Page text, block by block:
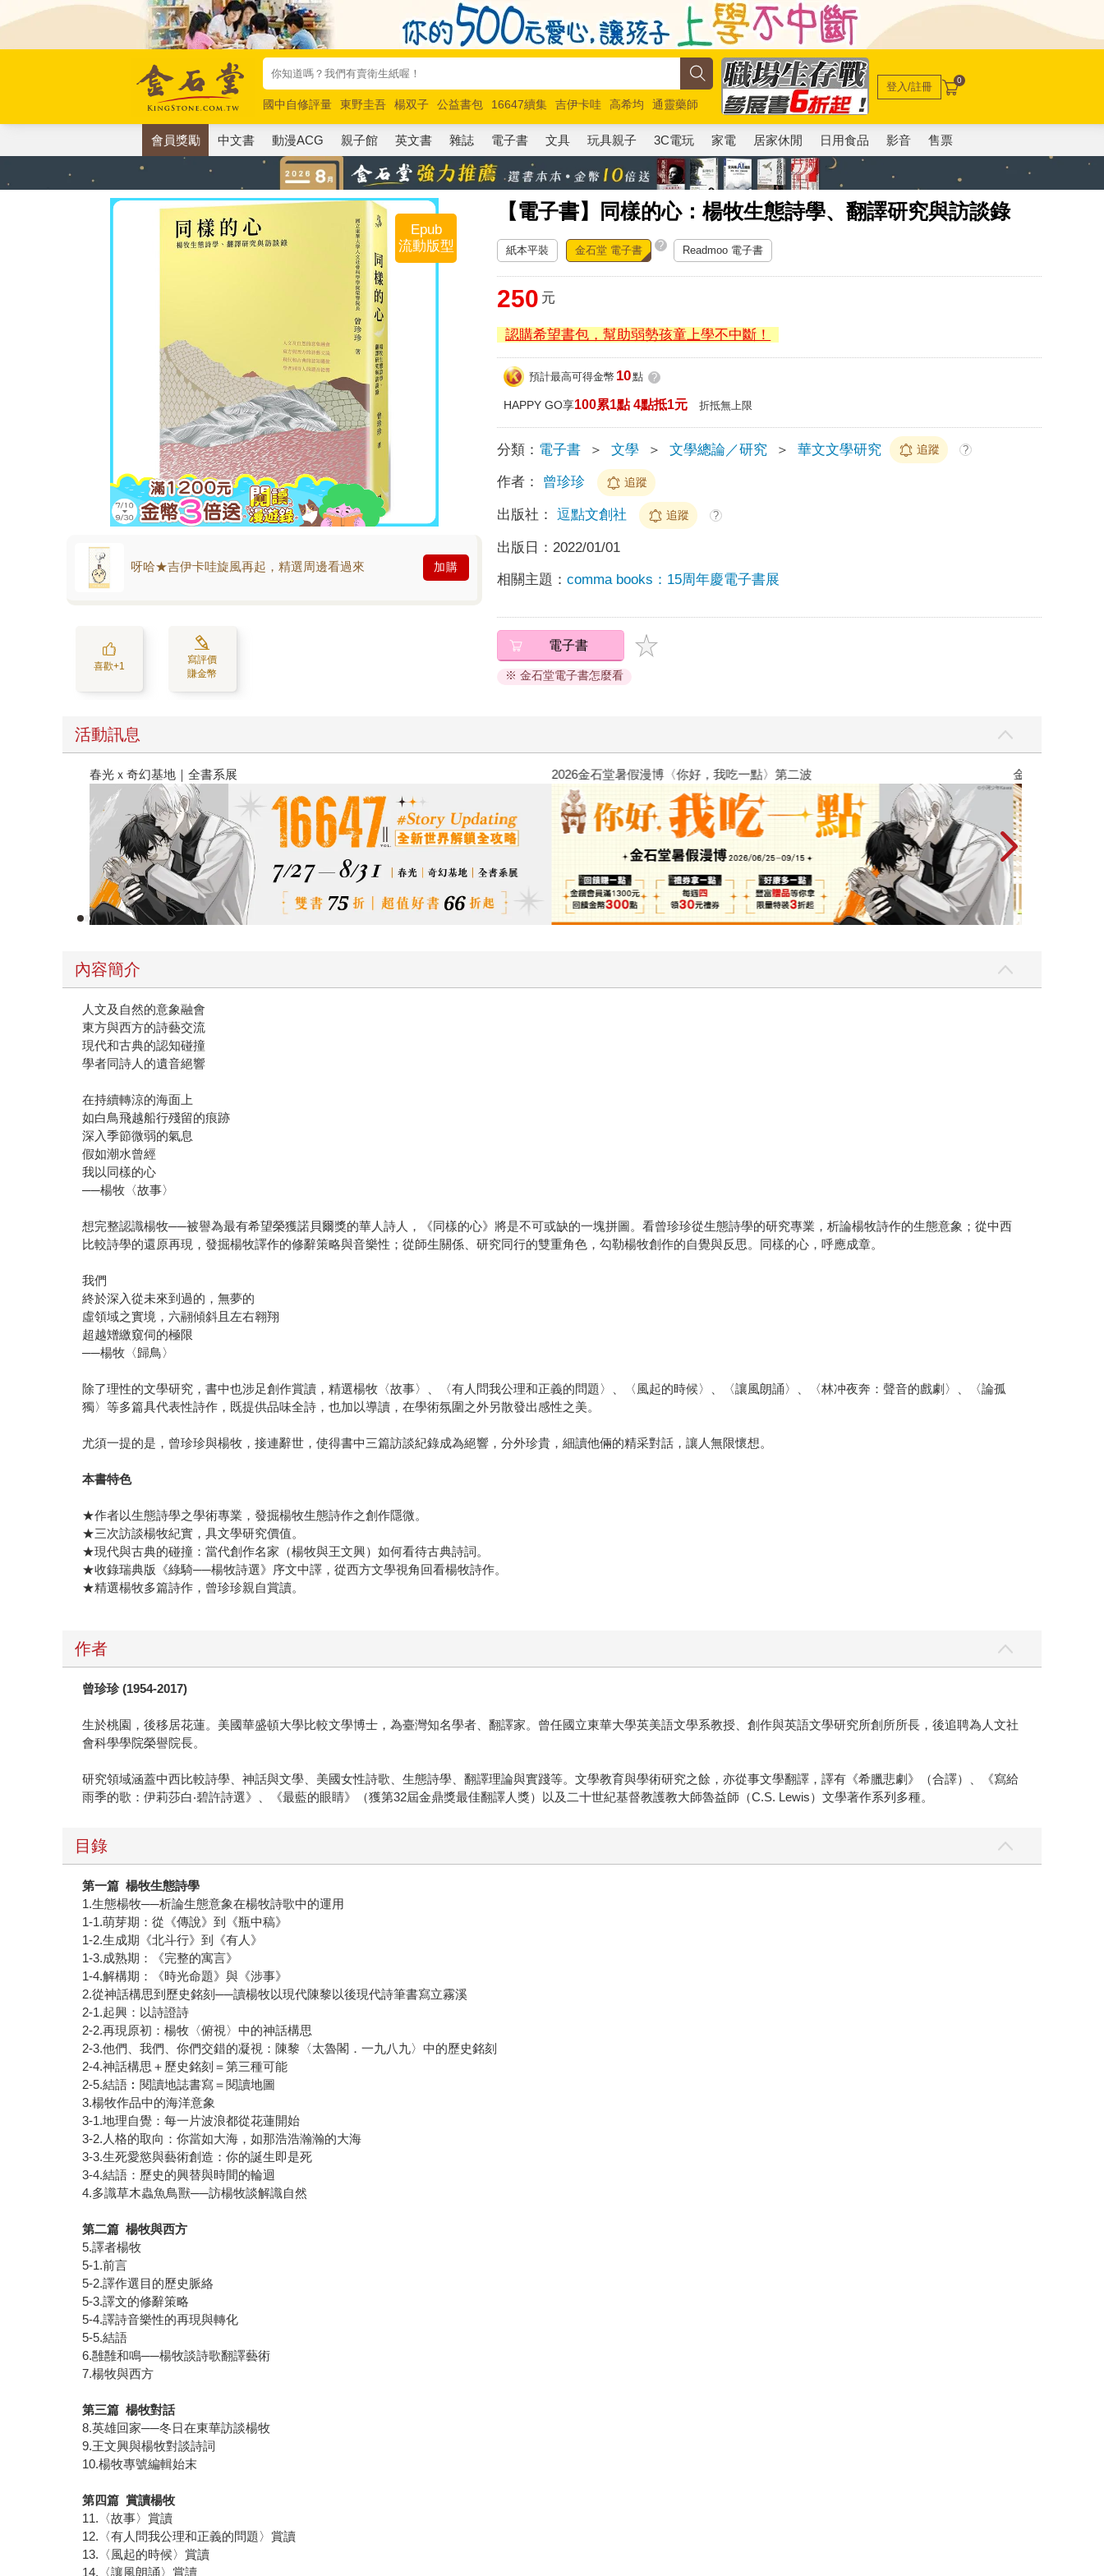
國中自修評量 東野圭吾 楊双子 公益書包 16647續集 吉伊卡哇 高希均
通靈藥師
唯紅花綻放
奧德賽 路邊攤新作 馬斯克 玩具總動員5 超慢跑
登入/註冊 0
會員獎勵 中文書 動漫ACG 親子館 英文書 雜誌 電子書 文具 玩具親子 3C電玩 家電 居家休閒 日用食品 影音 售票
【電子書】同樣的心：楊牧生態詩學、翻譯研究與訪談錄
Epub
流動版型
呀哈★吉伊卡哇旋風再起，精選周邊看過來 加購
喜歡+1
寫評價
賺金幣
紙本平裝 金石堂 電子書 ? Readmoo 電子書
250 元
認購希望書包，幫助弱勢孩童上學不中斷！
預計最高可得金幣 10點 ?
HAPPY GO享100累1點 4點抵1元 折抵無上限
分類： 電子書 ＞ 文學 ＞ 文學總論／研究 ＞ 華文文學研究 追蹤 ?
作者： 曾珍珍 追蹤
出版社： 逗點文創社 追蹤 ?
出版日： 2022/01/01
相關主題：comma books：15周年慶電子書展
電子書
※ 金石堂電子書怎麼看
活動訊息
春光ｘ奇幻基地｜全書系展 2026金石堂暑假漫博〈你好，我吃一點〉第二波 金石堂2026海
內容簡介
人文及自然的意象融會
東方與西方的詩藝交流
現代和古典的認知碰撞
學者同詩人的遺音絕響
在持續轉涼的海面上
如白鳥飛越船行殘留的痕跡
深入季節微弱的氣息
假如潮水曾經
我以同樣的心
──楊牧〈故事〉
想完整認識楊牧──被譽為最有希望榮獲諾貝爾獎的華人詩人，《同樣的心》將是不可或缺的一塊拼圖。看曾珍珍從生態詩學的研究專業，析論楊牧詩作的生態意象；從中西
比較詩學的還原再現，發掘楊牧譯作的修辭策略與音樂性；從師生關係、研究同行的雙重角色，勾勒楊牧創作的自覺與反思。同樣的心，呼應成章。
我們
終於深入從未來到過的，無夢的
虛領域之實境，六翮傾斜且左右翱翔
超越矰繳窺伺的極限
──楊牧〈歸鳥〉
除了理性的文學研究，書中也涉足創作賞讀，精選楊牧〈故事〉、〈有人問我公理和正義的問題〉、〈風起的時候〉、〈讓風朗誦〉、〈林冲夜奔：聲音的戲劇〉、〈論孤
獨〉等多篇具代表性詩作，既提供品味全詩，也加以導讀，在學術氛圍之外另散發出感性之美。
尤須一提的是，曾珍珍與楊牧，接連辭世，使得書中三篇訪談紀錄成為絕響，分外珍貴，細讀他倆的精采對話，讓人無限懷想。
本書特色
★作者以生態詩學之學術專業，發掘楊牧生態詩作之創作隱微。
★三次訪談楊牧紀實，具文學研究價值。
★現代與古典的碰撞：當代創作名家（楊牧與王文興）如何看待古典詩詞。
★收錄瑞典版《綠騎──楊牧詩選》序文中譯，從西方文學視角回看楊牧詩作。
★精選楊牧多篇詩作，曾珍珍親自賞讀。
作者
曾珍珍 (1954-2017)
生於桃園，後移居花蓮。美國華盛頓大學比較文學博士，為臺灣知名學者、翻譯家。曾任國立東華大學英美語文學系教授、創作與英語文學研究所創所所長，後追聘為人文社
會科學學院榮譽院長。
研究領域涵蓋中西比較詩學、神話與文學、美國女性詩歌、生態詩學、翻譯理論與實踐等。文學教育與學術研究之餘，亦從事文學翻譯，譯有《希臘悲劇》（合譯）、《寫給
雨季的歌：伊莉莎白‧碧許詩選》、《最藍的眼睛》（獲第32屆金鼎獎最佳翻譯人獎）以及二十世紀基督教護教大師魯益師（C.S. Lewis）文學著作系列多種。
目錄
第一篇 楊牧生態詩學
1.生態楊牧──析論生態意象在楊牧詩歌中的運用
1-1.萌芽期：從《傳說》到《瓶中稿》
1-2.生成期《北斗行》到《有人》
1-3.成熟期：《完整的寓言》
1-4.解構期：《時光命題》與《涉事》
2.從神話構思到歷史銘刻──讀楊牧以現代陳黎以後現代詩筆書寫立霧溪
2-1.起興：以詩證詩
2-2.再現原初：楊牧〈俯視〉中的神話構思
2-3.他們、我們、你們交錯的凝視：陳黎〈太魯閣．一九八九〉中的歷史銘刻
2-4.神話構思＋歷史銘刻＝第三種可能
2-5.結語︰閱讀地誌書寫＝閱讀地圖
3.楊牧作品中的海洋意象
3-1.地理自覺：每一片波浪都從花蓮開始
3-2.人格的取向：你當如大海，如那浩浩瀚瀚的大海
3-3.生死愛慾與藝術創造：你的誕生即是死
3-4.結語：歷史的興替與時間的輪迴
4.多識草木蟲魚鳥獸──訪楊牧談解識自然
第二篇 楊牧與西方
5.譯者楊牧
5-1.前言
5-2.譯作選目的歷史脈絡
5-3.譯文的修辭策略
5-4.譯詩音樂性的再現與轉化
5-5.結語
6.雝雝和鳴──楊牧談詩歌翻譯藝術
7.楊牧與西方
第三篇 楊牧對話
8.英雄回家──冬日在東華訪談楊牧
9.王文興與楊牧對談詩詞
10.楊牧專號編輯始末
第四篇 賞讀楊牧
11.〈故事〉賞讀
12.〈有人問我公理和正義的問題〉賞讀
13.〈風起的時候〉賞讀
14.〈讓風朗誦〉賞讀